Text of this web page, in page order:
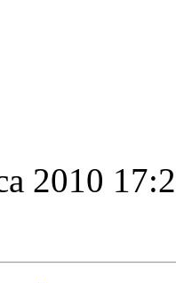
2010